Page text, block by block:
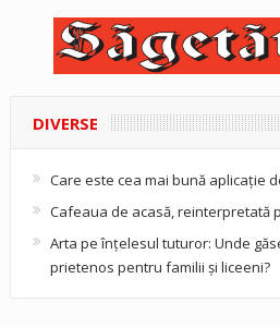
DIVERSE
Care este cea mai bună aplicație
Cafeaua de acasă, reinterpretată
Arta pe înțelesul tuturor: Unde
prietenos pentru familii și liceeni?